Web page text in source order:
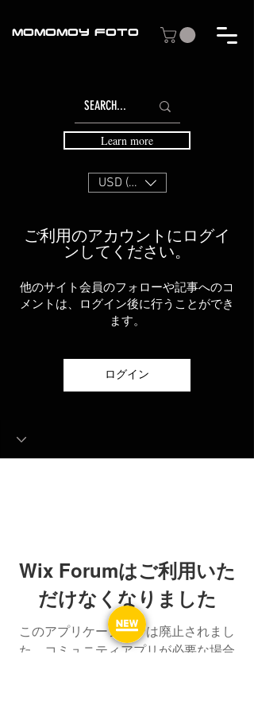
MOMOMOY FOTO
USD ($)
Learn more
ご利用のアカウントにログイ
ンしてください。
他のサイト会員のフォローや記事へのコ
メントは、ログイン後に行うことができ
ます。
ログイン
Wix Forumはご利用いた
だけなくなりました
このアプリケーションは廃止されまし
た。コミュニティアプリが必要な場合